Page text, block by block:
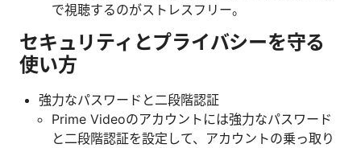
で視聴するのがストレスフリー。
セキュリティとプライバシーを守る
使い方
強力なパスワードと二段階認証
Prime Videoのアカウントには強力なパスワード
と二段階認証を設定して、アカウントの乗っ取り